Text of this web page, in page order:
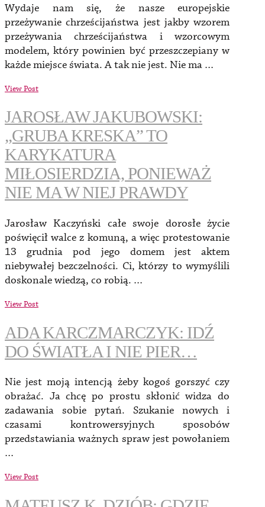
Wydaje nam się, że nasze europejskie
przeżywanie chrześcijaństwa jest jakby wzorem
przeżywania chrześcijaństwa i wzorcowym
modelem, który powinien być przeszczepiany w
każde miejsce świata. A tak nie jest. Nie ma …
View Post
JAROSŁAW JAKUBOWSKI:
„GRUBA KRESKA” TO
KARYKATURA
MIŁOSIERDZIA, PONIEWAŻ
NIE MA W NIEJ PRAWDY
Jarosław Kaczyński całe swoje dorosłe życie
poświęcił walce z komuną, a więc protestowanie
13 grudnia pod jego domem jest aktem
niebywałej bezczelności. Ci, którzy to wymyślili
doskonale wiedzą, co robią. …
View Post
ADA KARCZMARCZYK: IDŹ
DO ŚWIATŁA I NIE PIER…
Nie jest moją intencją żeby kogoś gorszyć czy
obrażać. Ja chcę po prostu skłonić widza do
zadawania sobie pytań. Szukanie nowych i
czasami kontrowersyjnych sposobów
przedstawiania ważnych spraw jest powołaniem
…
View Post